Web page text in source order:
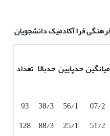
میانگینحدپایین حدبالا تعداد
07/2
56/1
38/3
93
51/2
25/1
88/3
128